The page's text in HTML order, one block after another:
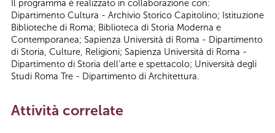
Il programma è realizzato in collaborazione con:
Dipartimento Cultura - Archivio Storico Capitolino; Istituzione
Biblioteche di Roma; Biblioteca di Storia Moderna e
Contemporanea; Sapienza Università di Roma - Dipartimento
di Storia, Culture, Religioni; Sapienza Università di Roma -
Dipartimento di Storia dell'arte e spettacolo; Università degli
Studi Roma Tre - Dipartimento di Architettura.
Attività correlate